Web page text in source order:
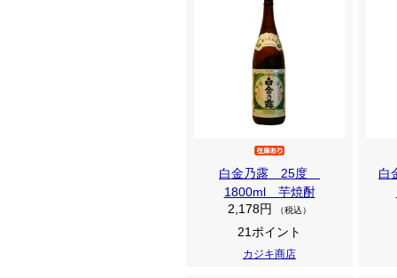
白金乃露 25度
1800ml 芋焼酎
2,178円
（税込）
21ポイント
カジキ商店
白